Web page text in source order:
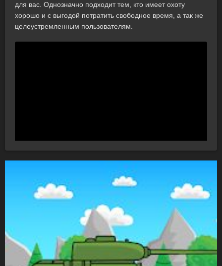
для вас. Однозначно подходит тем, кто имеет охоту
хорошо и с выгодой потратить свободное время, а так же
целеустремленным пользователям.